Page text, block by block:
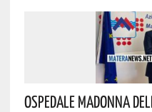
Ospedale Madonna